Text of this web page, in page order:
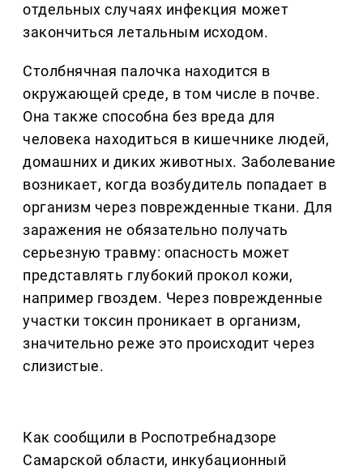
отдельных случаях инфекция может
закончиться летальным исходом.
Столбнячная палочка находится в
окружающей среде, в том числе в почве.
Она также способна без вреда для
человека находиться в кишечнике людей,
домашних и диких животных. Заболевание
возникает, когда возбудитель попадает в
организм через поврежденные ткани. Для
заражения не обязательно получать
серьезную травму: опасность может
представлять глубокий прокол кожи,
например гвоздем. Через поврежденные
участки токсин проникает в организм,
значительно реже это происходит через
слизистые.
Как сообщили в Роспотребнадзоре
Самарской области, инкубационный